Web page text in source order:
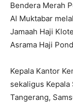
Bendera Merah
Al Muktabar
Jamaah Haji
Asrama Haji
Kepala Kantor
sekaligus
Tangerang,